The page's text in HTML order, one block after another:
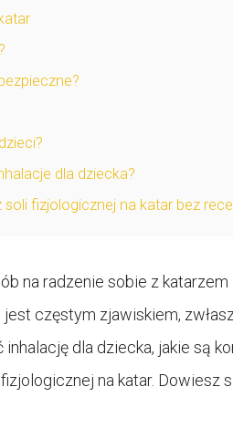
dla dziecka?
fizjologicznej na katar bez
na radzenie sobie z
częstym zjawiskiem,
dla dziecka, jakie są
na katar. Dowiesz